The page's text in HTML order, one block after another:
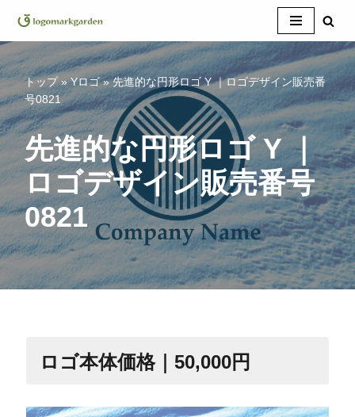
コ
ン
テ
ン
ツ
へ
キ
プ
トップ»Yロゴ»先進的な円形ロゴ Y ｜ロゴデザイン販売番
号0821
先進的な円形ロゴ Y ｜
ロゴデザイン販売番号
0821
ロゴ本体価格｜50,000円